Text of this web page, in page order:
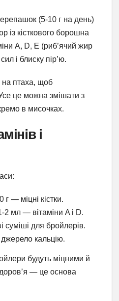
(5-10 г на день)
із кісткового борошна
A, D, E (риб’ячий жир
і блиску пір’ю.
на птаха, щоб
це можна змішати з
в мисочках.
і
г — міцні кістки.
2 мл — вітаміни A і D.
суміші для бройлерів.
кальцію.
будуть міцними й
— це основа